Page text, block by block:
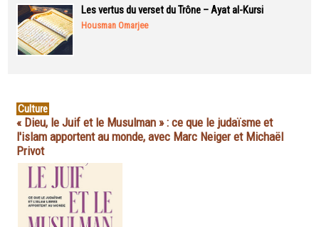
Les vertus du verset du Trône – Ayat al-Kursi
Housman Omarjee
Culture
« Dieu, le Juif et le Musulman » : ce que le judaïsme et
l'islam apportent au monde, avec Marc Neiger et Michaël
Privot